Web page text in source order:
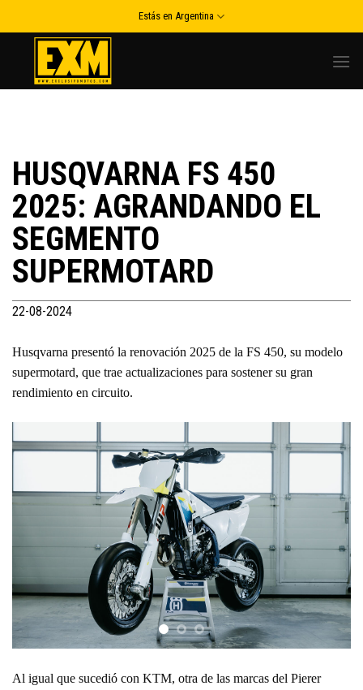
to
Estás en Argentina
HUSQVARNA FS 450
2025: AGRANDANDO EL
SEGMENTO
SUPERMOTARD
22-08-2024
Husqvarna presentó la renovación 2025 de la FS 450, su modelo
supermotard, que trae actualizaciones para sostener su gran
rendimiento en circuito.
Al igual que sucedió con KTM, otra de las marcas del Pierer